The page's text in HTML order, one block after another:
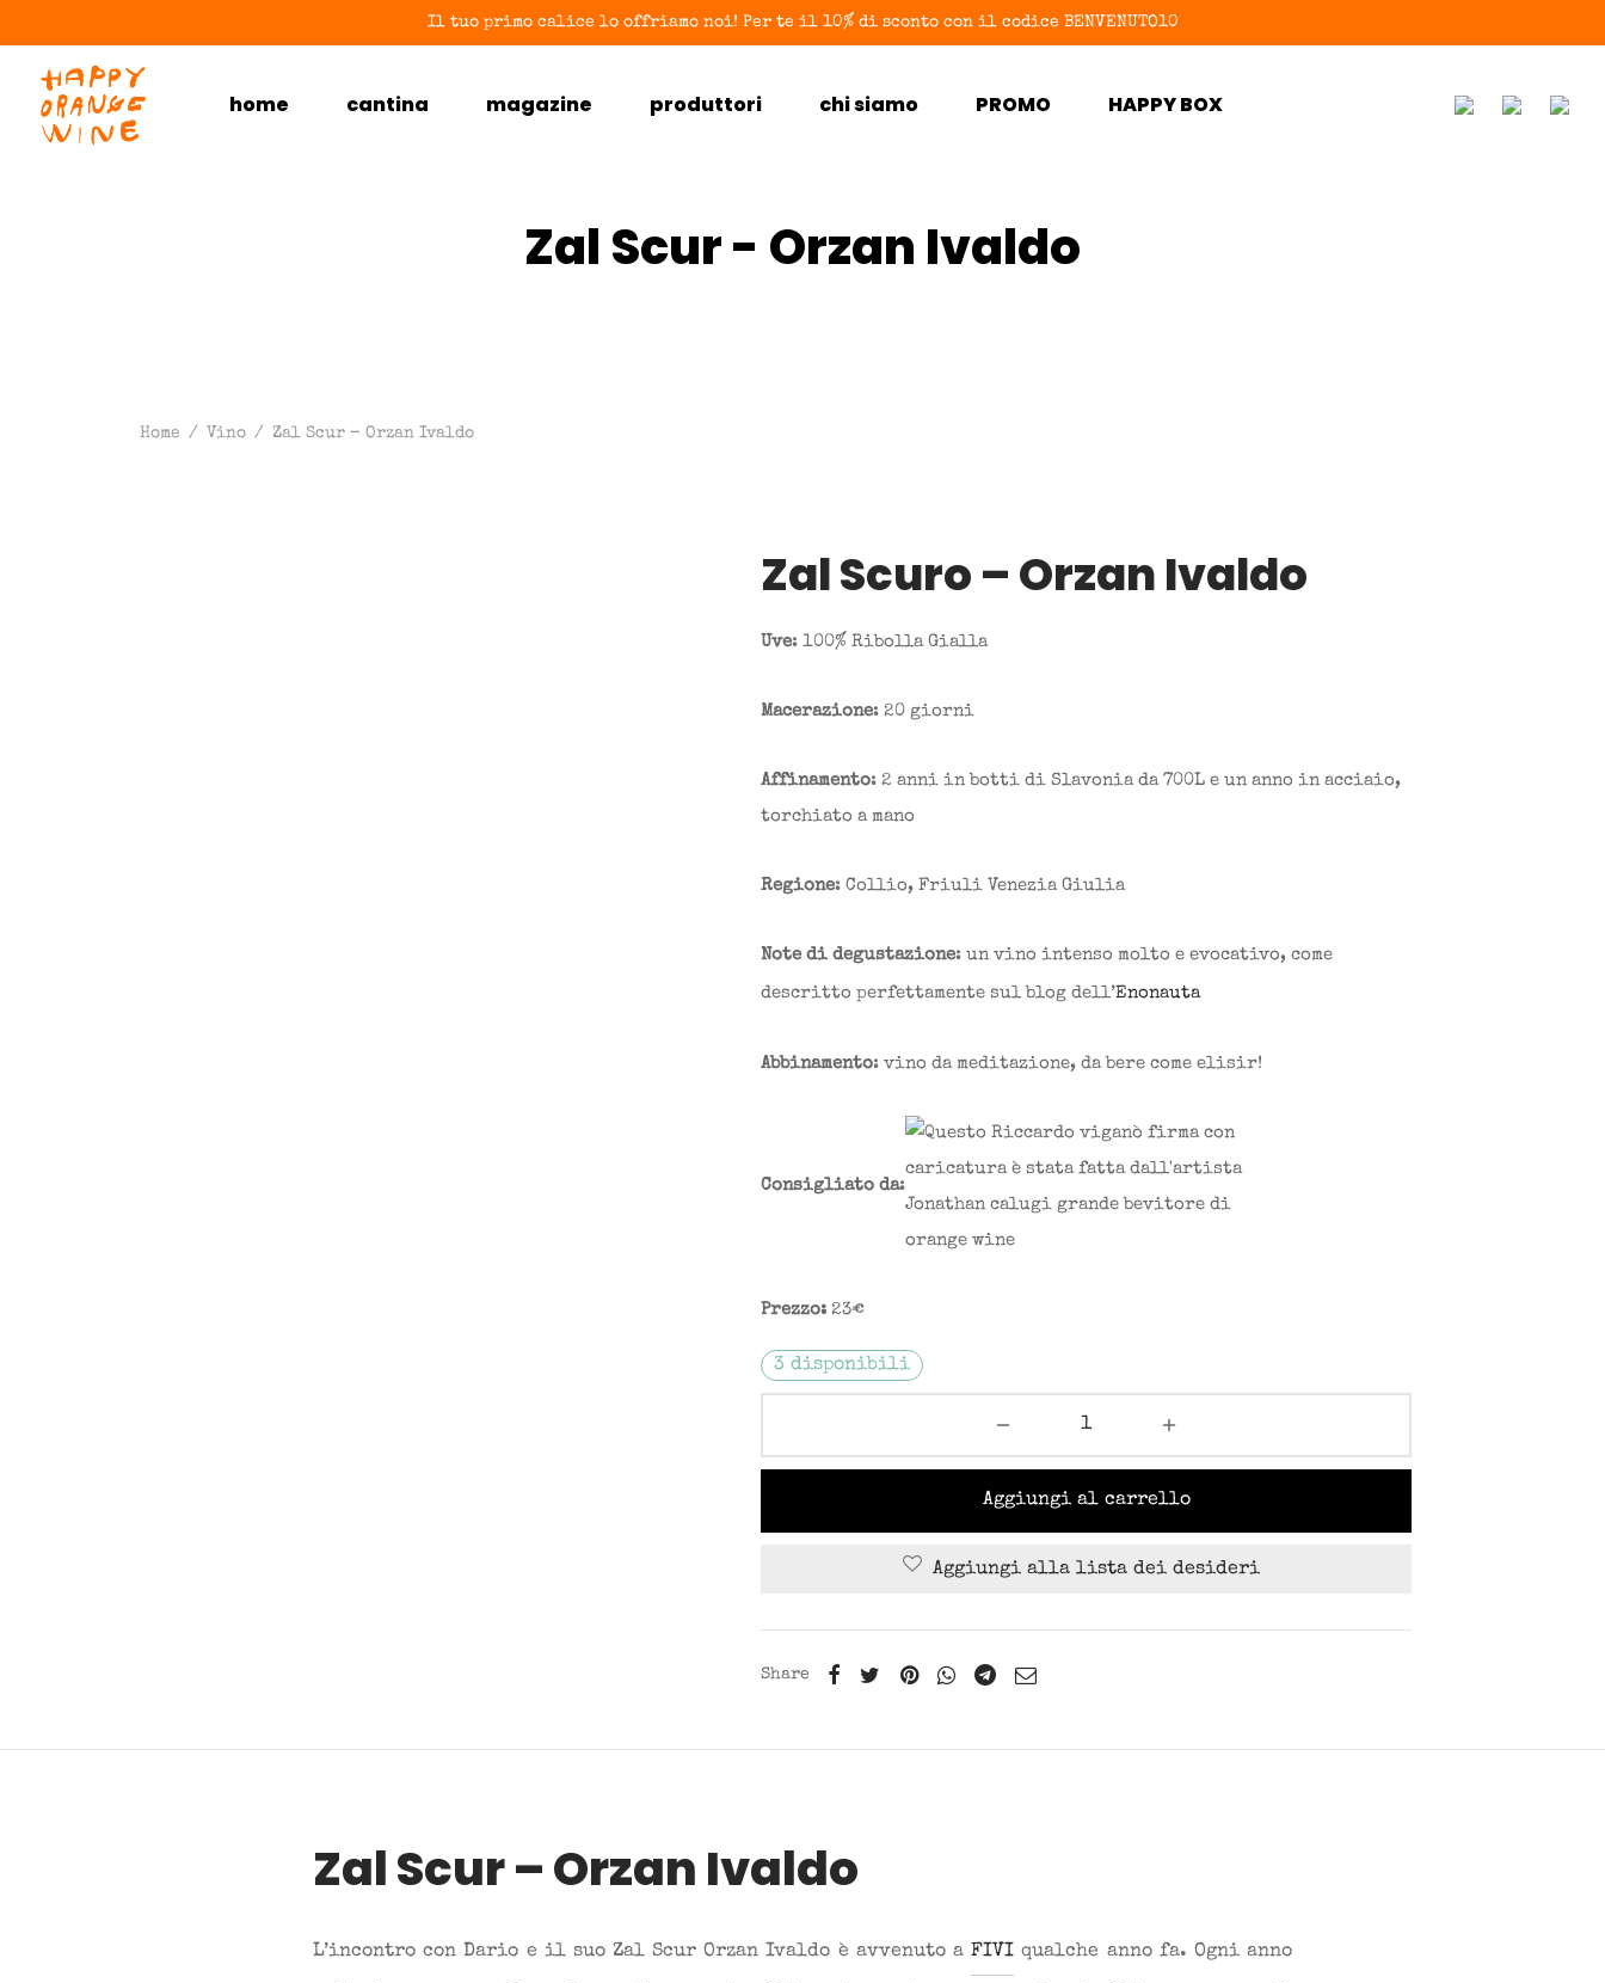
Il tuo primo calice lo offriamo noi! Per te il 10% di sconto con il codice BENVENUTO10
home cantina magazine produttori chi siamo PROMO HAPPY BOX
Zal Scur - Orzan Ivaldo
Home / Vino / Zal Scur – Orzan Ivaldo
Zal Scuro – Orzan Ivaldo
Uve: 100% Ribolla Gialla
Macerazione: 20 giorni
Affinamento: 2 anni in botti di Slavonia da 700L e un anno in acciaio,
torchiato a mano
Regione: Collio, Friuli Venezia Giulia
Note di degustazione: un vino intenso molto e evocativo, come
descritto perfettamente sul blog dell’Enonauta
Abbinamento: vino da meditazione, da bere come elisir!
Consigliato da:
Prezzo: 23€
3 disponibili
Aggiungi al carrello
Aggiungi alla lista dei desideri
Share
Zal Scur – Orzan Ivaldo
L’incontro con Dario e il suo Zal Scur Orzan Ivaldo è avvenuto aFIVI qualche anno fa. Ogni anno